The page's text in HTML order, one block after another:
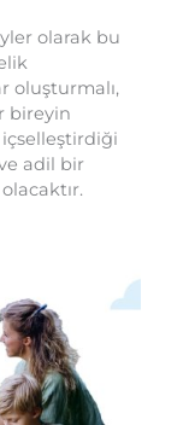
olarak bu
oluşturmalı,
bireyin
adil bir